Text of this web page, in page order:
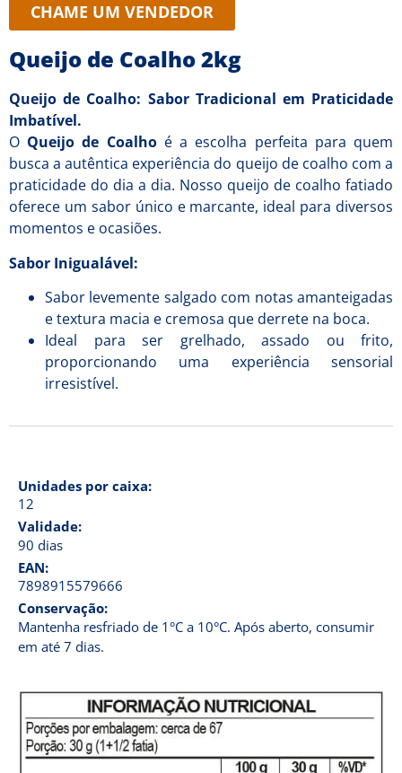
CHAME UM VENDEDOR
Queijo de Coalho 2kg
Queijo de Coalho: Sabor Tradicional em Praticidade
Imbatível.
O Queijo de Coalhoé a escolha perfeita para quem
busca a autêntica experiência do queijo de coalho com a
praticidade do dia a dia. Nosso queijo de coalho fatiado
oferece um sabor único e marcante, ideal para diversos
momentos e ocasiões.
Sabor Inigualável:
Sabor levemente salgado com notas amanteigadas
e textura macia e cremosa que derrete na boca.
Ideal para ser grelhado, assado ou frito,
proporcionando uma experiência sensorial
irresistível.
Unidades por caixa:
12
Validade:
90 dias
EAN:
7898915579666
Conservação:
Mantenha resfriado de 1°C a 10°C. Após aberto, consumir
em até 7 dias.